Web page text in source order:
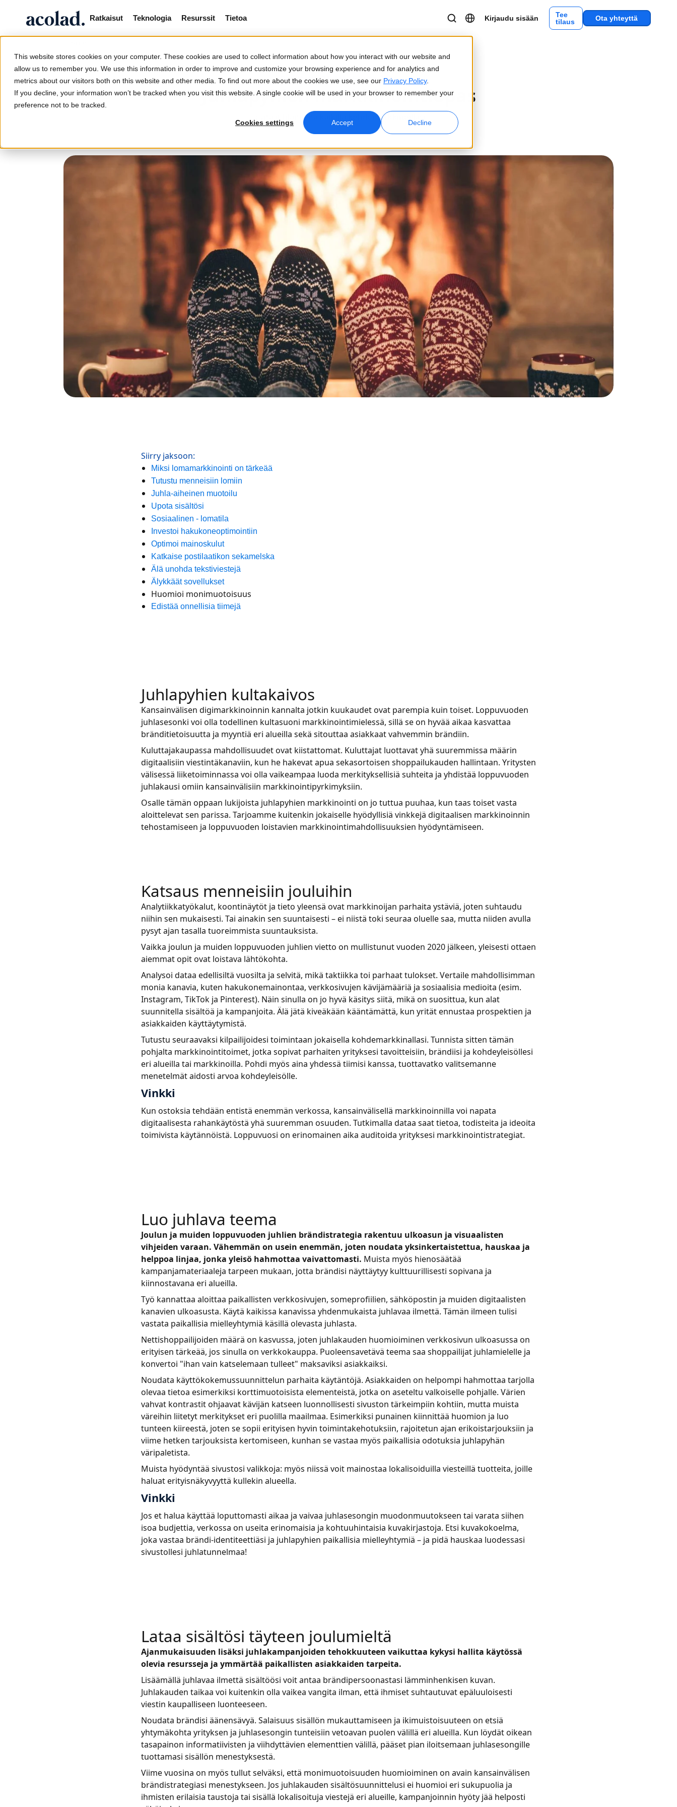
This website stores cookies on your computer. These cookies are used to collect information about how you interact with our website and
allow us to remember you. We use this information in order to improve and customize your browsing experience and for analytics and
metrics about our visitors both on this website and other media. To find out more about the cookies we use, see our Privacy Policy.
If you decline, your information won’t be tracked when you visit this website. A single cookie will be used in your browser to remember your
preference not to be tracked.
Cookies settings Accept Decline
Ratkaisut Teknologia Resurssit Tietoa Kirjaudu sisään
Tee
tilaus
Ota yhteyttä
Päivitetty 31. lokakuuta 2024
Juhlapyhien markkinointiopas
Levitä juhlamieltä kaikilla kohdemarkkinoillasi
Siirry jaksoon:
Miksi lomamarkkinointi on tärkeää
Tutustu menneisiin lomiin
Juhla-aiheinen muotoilu
Upota sisältösi
Sosiaalinen - lomatila
Investoi hakukoneoptimointiin
Optimoi mainoskulut
Katkaise postilaatikon sekamelska
Älä unohda tekstiviestejä
Älykkäät sovellukset
Huomioi monimuotoisuus
Edistää onnellisia tiimejä
Juhlapyhien kultakaivos
Kansainvälisen digimarkkinoinnin kannalta jotkin kuukaudet ovat parempia kuin toiset. Loppuvuoden
juhlasesonki voi olla todellinen kultasuoni markkinointimielessä, sillä se on hyvää aikaa kasvattaa
bränditietoisuutta ja myyntiä eri alueilla sekä sitouttaa asiakkaat vahvemmin brändiin.
Kuluttajakaupassa mahdollisuudet ovat kiistattomat. Kuluttajat luottavat yhä suuremmissa määrin
digitaalisiin viestintäkanaviin, kun he hakevat apua sekasortoisen shoppailukauden hallintaan. Yritysten
välisessä liiketoiminnassa voi olla vaikeampaa luoda merkityksellisiä suhteita ja yhdistää loppuvuoden
juhlakausi omiin kansainvälisiin markkinointipyrkimyksiin.
Osalle tämän oppaan lukijoista juhlapyhien markkinointi on jo tuttua puuhaa, kun taas toiset vasta
aloittelevat sen parissa. Tarjoamme kuitenkin jokaiselle hyödyllisiä vinkkejä digitaalisen markkinoinnin
tehostamiseen ja loppuvuoden loistavien markkinointimahdollisuuksien hyödyntämiseen.
Katsaus menneisiin jouluihin
Analytiikkatyökalut, koontinäytöt ja tieto yleensä ovat markkinoijan parhaita ystäviä, joten suhtaudu
niihin sen mukaisesti. Tai ainakin sen suuntaisesti – ei niistä toki seuraa oluelle saa, mutta niiden avulla
pysyt ajan tasalla tuoreimmista suuntauksista.
Vaikka joulun ja muiden loppuvuoden juhlien vietto on mullistunut vuoden 2020 jälkeen, yleisesti ottaen
aiemmat opit ovat loistava lähtökohta.
Analysoi dataa edellisiltä vuosilta ja selvitä, mikä taktiikka toi parhaat tulokset. Vertaile mahdollisimman
monia kanavia, kuten hakukonemainontaa, verkkosivujen kävijämääriä ja sosiaalisia medioita (esim.
Instagram, TikTok ja Pinterest). Näin sinulla on jo hyvä käsitys siitä, mikä on suosittua, kun alat
suunnitella sisältöä ja kampanjoita. Älä jätä kiveäkään kääntämättä, kun yrität ennustaa prospektien ja
asiakkaiden käyttäytymistä.
Tutustu seuraavaksi kilpailijoidesi toimintaan jokaisella kohdemarkkinallasi. Tunnista sitten tämän
pohjalta markkinointitoimet, jotka sopivat parhaiten yrityksesi tavoitteisiin, brändiisi ja kohdeyleisöllesi
eri alueilla tai markkinoilla. Pohdi myös aina yhdessä tiimisi kanssa, tuottavatko valitsemanne
menetelmät aidosti arvoa kohdeyleisölle.
Vinkki
Kun ostoksia tehdään entistä enemmän verkossa, kansainvälisellä markkinoinnilla voi napata
digitaalisesta rahankäytöstä yhä suuremman osuuden. Tutkimalla dataa saat tietoa, todisteita ja ideoita
toimivista käytännöistä. Loppuvuosi on erinomainen aika auditoida yrityksesi markkinointistrategiat.
Luo juhlava teema
Joulun ja muiden loppuvuoden juhlien brändistrategia rakentuu ulkoasun ja visuaalisten
vihjeiden varaan. Vähemmän on usein enemmän, joten noudata yksinkertaistettua, hauskaa ja
helppoa linjaa, jonka yleisö hahmottaa vaivattomasti. Muista myös hienosäätää
kampanjamateriaaleja tarpeen mukaan, jotta brändisi näyttäytyy kulttuurillisesti sopivana ja
kiinnostavana eri alueilla.
Työ kannattaa aloittaa paikallisten verkkosivujen, someprofiilien, sähköpostin ja muiden digitaalisten
kanavien ulkoasusta. Käytä kaikissa kanavissa yhdenmukaista juhlavaa ilmettä. Tämän ilmeen tulisi
vastata paikallisia mielleyhtymiä käsillä olevasta juhlasta.
Nettishoppailijoiden määrä on kasvussa, joten juhlakauden huomioiminen verkkosivun ulkoasussa on
erityisen tärkeää, jos sinulla on verkkokauppa. Puoleensavetävä teema saa shoppailijat juhlamielelle ja
konvertoi "ihan vain katselemaan tulleet" maksaviksi asiakkaiksi.
Noudata käyttökokemussuunnittelun parhaita käytäntöjä. Asiakkaiden on helpompi hahmottaa tarjolla
olevaa tietoa esimerkiksi korttimuotoisista elementeistä, jotka on aseteltu valkoiselle pohjalle. Värien
vahvat kontrastit ohjaavat kävijän katseen luonnollisesti sivuston tärkeimpiin kohtiin, mutta muista
väreihin liitetyt merkitykset eri puolilla maailmaa. Esimerkiksi punainen kiinnittää huomion ja luo
tunteen kiireestä, joten se sopii erityisen hyvin toimintakehotuksiin, rajoitetun ajan erikoistarjouksiin ja
viime hetken tarjouksista kertomiseen, kunhan se vastaa myös paikallisia odotuksia juhlapyhän
väripaletista.
Muista hyödyntää sivustosi valikkoja: myös niissä voit mainostaa lokalisoiduilla viesteillä tuotteita, joille
haluat erityisnäkyvyyttä kullekin alueella.
Vinkki
Jos et halua käyttää loputtomasti aikaa ja vaivaa juhlasesongin muodonmuutokseen tai varata siihen
isoa budjettia, verkossa on useita erinomaisia ja kohtuuhintaisia kuvakirjastoja. Etsi kuvakokoelma,
joka vastaa brändi-identiteettiäsi ja juhlapyhien paikallisia mielleyhtymiä – ja pidä hauskaa luodessasi
sivustollesi juhlatunnelmaa!
Lataa sisältösi täyteen joulumieltä
Ajanmukaisuuden lisäksi juhlakampanjoiden tehokkuuteen vaikuttaa kykysi hallita käytössä
olevia resursseja ja ymmärtää paikallisten asiakkaiden tarpeita.
Lisäämällä juhlavaa ilmettä sisältöösi voit antaa brändipersoonastasi lämminhenkisen kuvan.
Juhlakauden taikaa voi kuitenkin olla vaikea vangita ilman, että ihmiset suhtautuvat epäluuloisesti
viestin kaupalliseen luonteeseen.
Noudata brändisi äänensävyä. Salaisuus sisällön mukauttamiseen ja ikimuistoisuuteen on etsiä
yhtymäkohta yrityksen ja juhlasesongin tunteisiin vetoavan puolen välillä eri alueilla. Kun löydät oikean
tasapainon informatiivisten ja viihdyttävien elementtien välillä, pääset pian iloitsemaan juhlasesongille
tuottamasi sisällön menestyksestä.
Viime vuosina on myös tullut selväksi, että monimuotoisuuden huomioiminen on avain kansainvälisen
brändistrategiasi menestykseen. Jos juhlakauden sisältösuunnittelusi ei huomioi eri sukupuolia ja
ihmisten erilaisia taustoja tai sisällä lokalisoituja viestejä eri alueille, kampanjoinnin hyöty jää helposti